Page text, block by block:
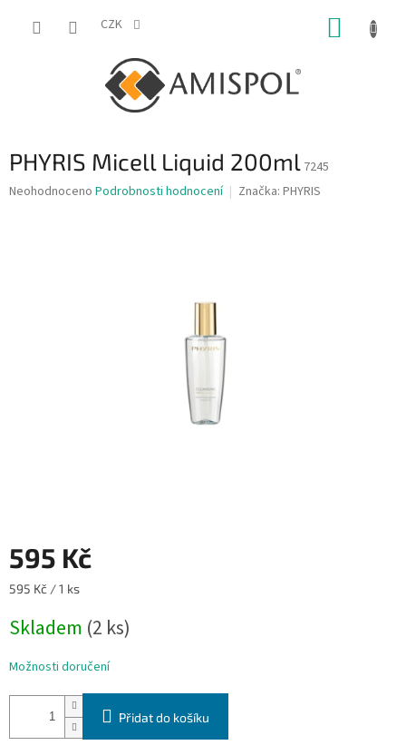
CZK
PHYRIS Micell Liquid 200ml 7245
Průměrné
Neohodnoceno Podrobnosti hodnocení Značka: PHYRIS
595 Kč
Měrná
595 Kč / 1 ks
Skladem (2 ks)
Možnosti doručení
Přidat do košíku